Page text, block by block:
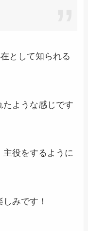
として知られる
ような感じです
主役をするように
みです！